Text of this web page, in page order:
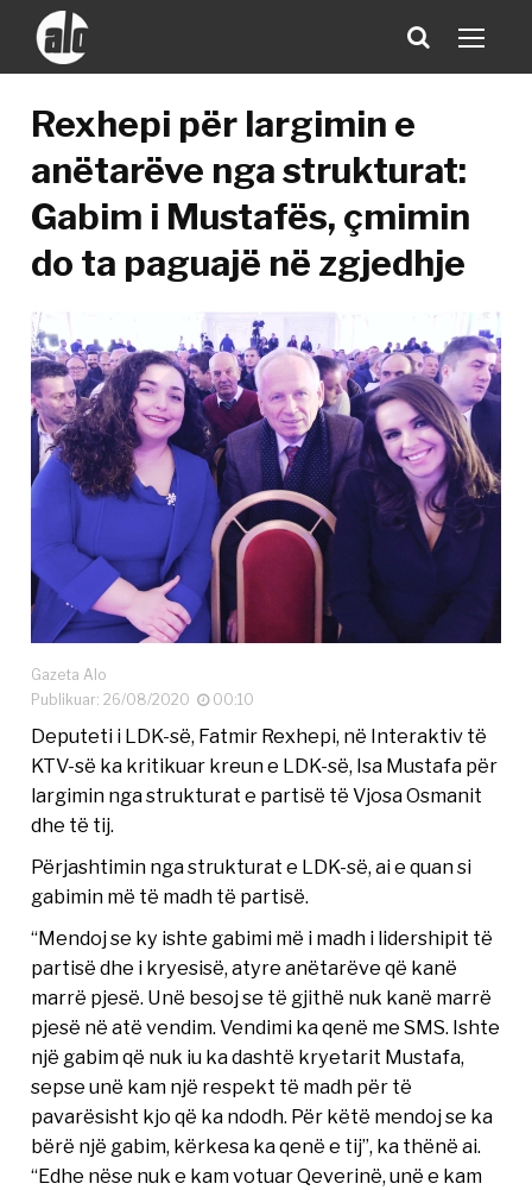
Rexhepi për largimin e
anëtarëve nga strukturat:
Gabim i Mustafës, çmimin
do ta paguajë në zgjedhje
Gazeta Alo
Publikuar: 26/08/2020
00:10
Deputeti i LDK-së, Fatmir Rexhepi, në Interaktiv të
KTV-së ka kritikuar kreun e LDK-së, Isa Mustafa për
largimin nga strukturat e partisë të Vjosa Osmanit
dhe të tij.
Përjashtimin nga strukturat e LDK-së, ai e quan si
gabimin më të madh të partisë.
“Mendoj se ky ishte gabimi më i madh i lidershipit të
partisë dhe i kryesisë, atyre anëtarëve që kanë
marrë pjesë. Unë besoj se të gjithë nuk kanë marrë
pjesë në atë vendim. Vendimi ka qenë me SMS. Ishte
një gabim që nuk iu ka dashtë kryetarit Mustafa,
sepse unë kam një respekt të madh për të
pavarësisht kjo që ka ndodh. Për këtë mendoj se ka
bërë një gabim, kërkesa ka qenë e tij”, ka thënë ai.
“Edhe nëse nuk e kam votuar Qeverinë, unë e kam